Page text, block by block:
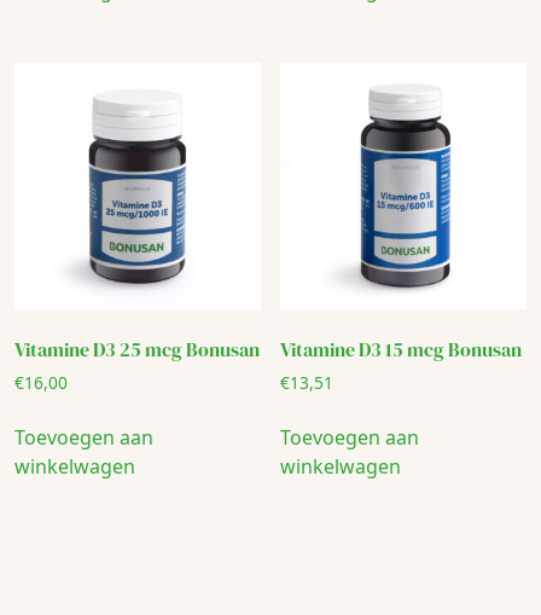
Vitamine D3 25 mcg Bonusan
€16,00
Toevoegen aan
winkelwagen
Vitamine D3 15 mcg Bonusan
€13,51
Toevoegen aan
winkelwagen